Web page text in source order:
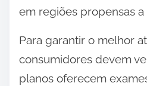
em regiões propensas a
Para garantir o melhor
consumidores devem
planos oferecem